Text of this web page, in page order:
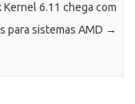
Kernel 6.11 chega com
para sistemas AMD →